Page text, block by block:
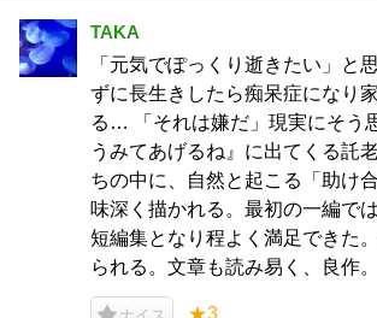
TAKA
「元気でぽっくり逝きたい」と
ずに長生きしたら痴呆症になり
る… 「それは嫌だ」現実にそう
うみてあげるね』に出てくる託
ちの中に、自然と起こる「助け
味深く描かれる。最初の一編で
短編集となり程よく満足できた
られる。文章も読み易く、良作。
★3